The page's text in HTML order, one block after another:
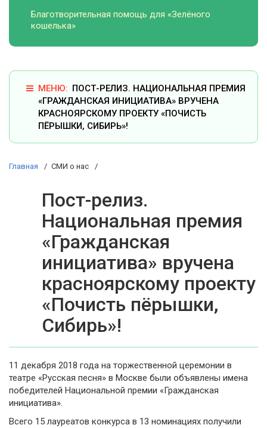
Благотворительная помощь для «Зелёного
кошелька»
ПОСТ-РЕЛИЗ. НАЦИОНАЛЬНАЯ ПРЕМИЯ
«ГРАЖДАНСКАЯ ИНИЦИАТИВА» ВРУЧЕНА
КРАСНОЯРСКОМУ ПРОЕКТУ «ПОЧИСТЬ
ПЁРЫШКИ, СИБИРЬ»!
Главная СМИ о нас
Пост-релиз.
Национальная премия
«Гражданская
инициатива» вручена
красноярскому проекту
«Почисть пёрышки,
Сибирь»!
11 декабря 2018 года на торжественной церемонии в
театре «Русская песня» в Москве были объявлены имена
победителей Национальной премии «Гражданская
инициатива».
Всего 15 лауреатов конкурса в 13 номинациях получили